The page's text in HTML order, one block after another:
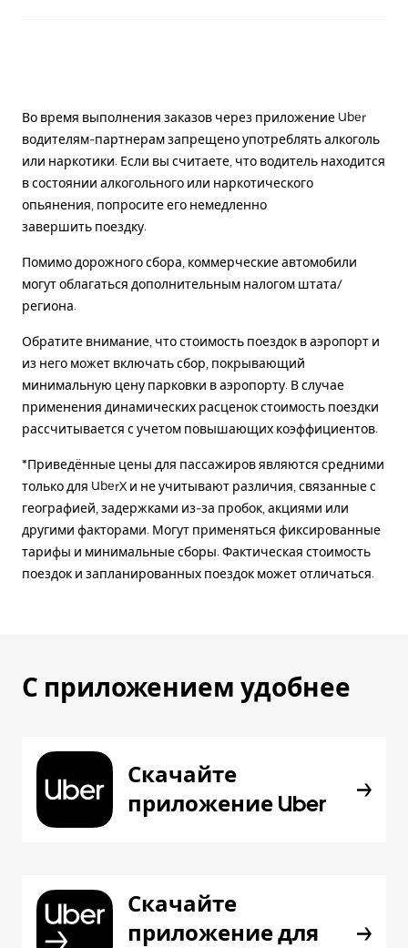
Во время выполнения заказов через приложение Uber
водителям-партнерам запрещено употреблять алкоголь
или наркотики. Если вы считаете, что водитель находится
в состоянии алкогольного или наркотического
опьянения, попросите его немедленно
завершить поездку.
Помимо дорожного сбора, коммерческие автомобили
могут облагаться дополнительным налогом штата/
региона.
Обратите внимание, что стоимость поездок в аэропорт и
из него может включать сбор, покрывающий
минимальную цену парковки в аэропорту. В случае
применения динамических расценок стоимость поездки
рассчитывается с учетом повышающих коэффициентов.
*Приведённые цены для пассажиров являются средними
только для UberX и не учитывают различия, связанные с
географией, задержками из-за пробок, акциями или
другими факторами. Могут применяться фиксированные
тарифы и минимальные сборы. Фактическая стоимость
поездок и запланированных поездок может отличаться.
С приложением удобнее
Скачайте
приложение Uber
Скачайте
приложение для